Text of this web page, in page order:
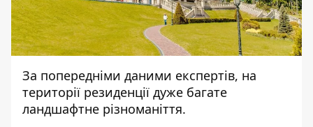
За попередніми даними експертів, на
території резиденції дуже багате
ландшафтне різноманіття.